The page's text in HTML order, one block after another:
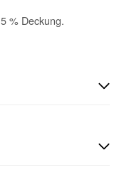
% Deckung.